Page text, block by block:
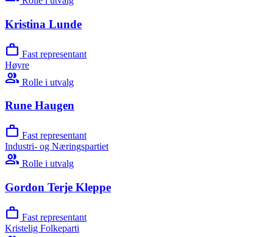
Kristina Lunde
work Fast representant
Høyre
group Rolle i utvalg
Rune Haugen
work Fast representant
Industri- og Næringspartiet
group Rolle i utvalg
Gordon Terje Kleppe
work Fast representant
Kristelig Folkeparti